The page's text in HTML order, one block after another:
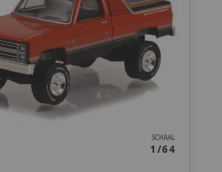
SCHAAL
1/64